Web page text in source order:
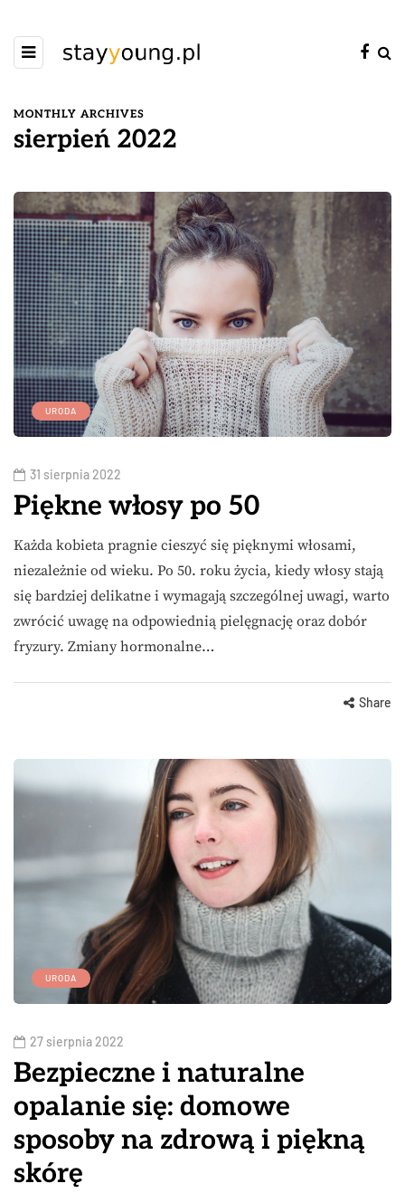
MONTHLY ARCHIVES
sierpień 2022
URODA
31 sierpnia 2022
Piękne włosy po 50
Każda kobieta pragnie cieszyć się pięknymi włosami,
niezależnie od wieku. Po 50. roku życia, kiedy włosy stają
się bardziej delikatne i wymagają szczególnej uwagi, warto
zwrócić uwagę na odpowiednią pielęgnację oraz dobór
fryzury. Zmiany hormonalne…
Share
URODA
27 sierpnia 2022
Bezpieczne i naturalne
opalanie się: domowe
sposoby na zdrową i piękną
skórę